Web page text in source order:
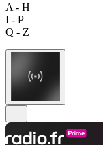
A - H
I - P
Q - Z